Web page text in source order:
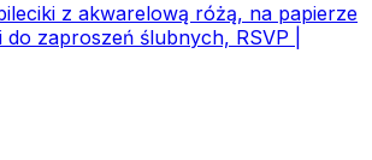
z akwarelową różą, na papierze
do zaproszeń ślubnych, RSVP |